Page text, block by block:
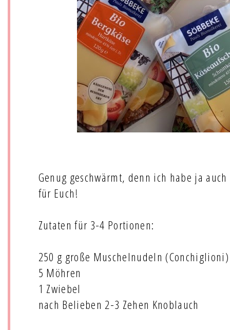
Genug geschwärmt, denn ich habe ja
für Euch!
Zutaten für 3-4 Portionen:
250 g große Muschelnudeln (Conchiglioni)
5 Möhren
1 Zwiebel
nach Belieben 2-3 Zehen Knoblauch